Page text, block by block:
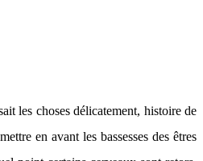
les choses délicatement, histoire de
en avant les bassesses des êtres